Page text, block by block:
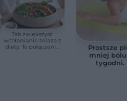
Tak zwiększysz
wchłanianie żelaza z
diety. Te połączenia
Prostsze
mniej
tygodni.